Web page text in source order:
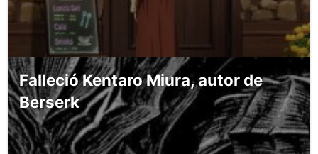
Falleció Kentaro Miura, autor de
Berserk